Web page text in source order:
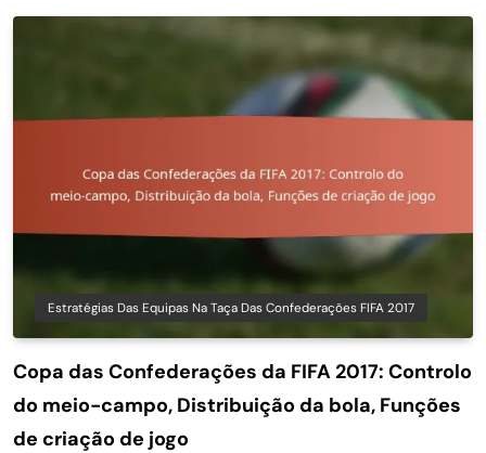
Estratégias Das Equipas Na Taça Das Confederações FIFA 2017
Copa das Confederações da FIFA 2017: Controlo
do meio-campo, Distribuição da bola, Funções
de criação de jogo